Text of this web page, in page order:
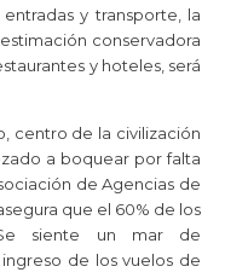
y transporte, la
conservadora
y hoteles, será
centro de la civilización
a boquear por falta
de Agencias de
que el 60% de los
siente un mar de
de los vuelos de